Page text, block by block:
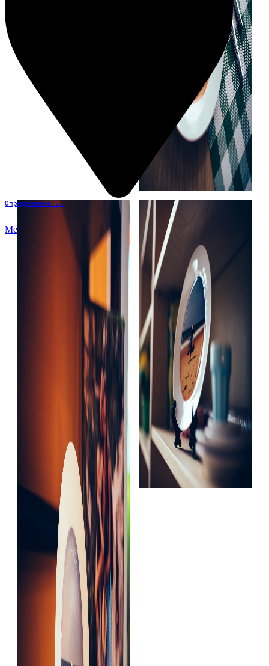
Определение...
Меню